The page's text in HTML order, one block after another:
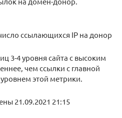
ссылающихся IP на донор
3-4 уровня сайта с высоким
чем ссылки с главной
этой метрики.
21.09.2021 21:15